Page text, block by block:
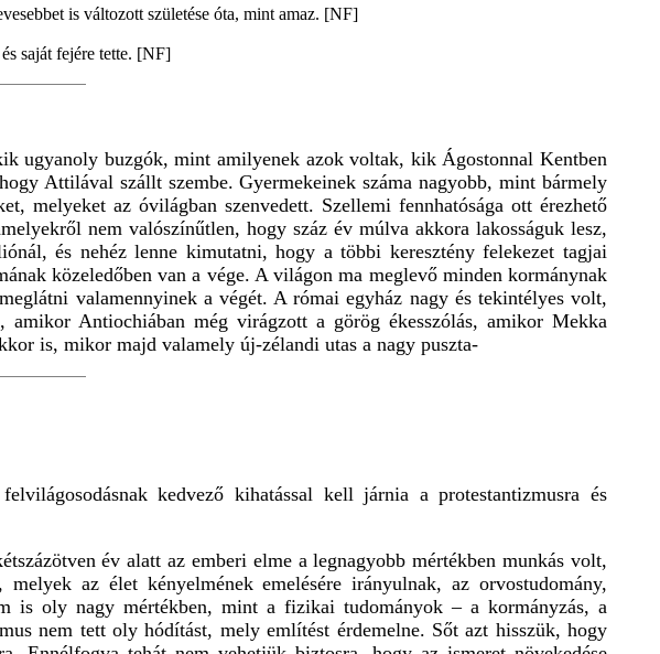
is változott születése óta, mint amaz. [NF]
saját fejére tette. [NF]
ugyanoly buzgók, mint amilyenek azok voltak, kik Ágostonnal Kentben
Attilával szállt szembe. Gyermekeinek száma nagyobb, mint bármely
melyeket az óvilágban szenvedett. Szellemi fennhatósága ott érezhető
nem valószínűtlen, hogy száz év múlva akkora lakosságuk lesz,
és nehéz lenne kimutatni, hogy a többi keresztény felekezet tagjai
közeledőben van a vége. A világon ma meglevő minden kormánynak
valamennyinek a végét. A római egyház nagy és tekintélyes volt,
Antiochiában még virágzott a görög ékesszólás, amikor Mekka
is, mikor majd valamely új-zélandi utas a nagy puszta-
kedvező kihatással kell járnia a protestantizmusra és
év alatt az emberi elme a legnagyobb mértékben munkás volt,
az élet kényelmének emelésére irányulnak, az orvostudomány,
is oly nagy mértékben, mint a fizikai tudományok – a kormányzás, a
nem tett oly hódítást, mely említést érdemelne. Sőt azt hisszük, hogy